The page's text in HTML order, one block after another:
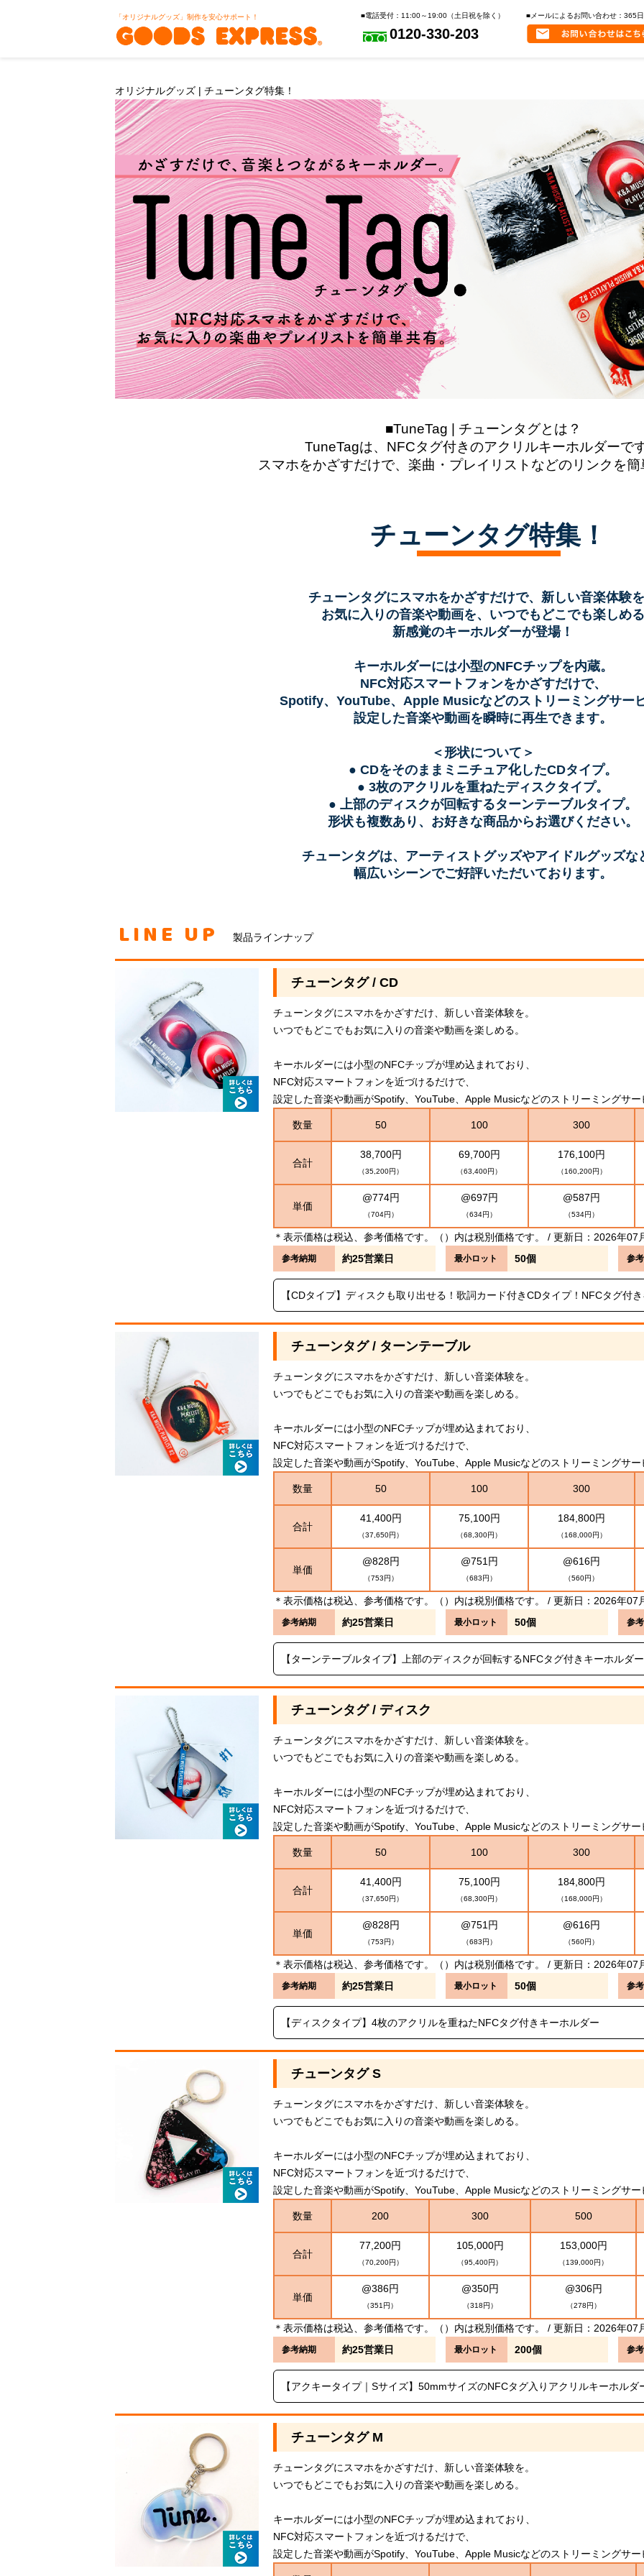
「オリジナルグッズ」制作を安心サポート！ ■電話受付：11:00～19:00（土日祝を除く）
0120-330-203
■メールによるお問い合わせ：365
オリジナルグッズ | チューンタグ特集！
■TuneTag | チューンタグとは？
TuneTagは、NFCタグ付きのアクリルキーホルダーです
スマホをかざすだけで、楽曲・プレイリストなどのリンクを簡
チューンタグ特集！
チューンタグにスマホをかざすだけで、新しい音楽体験を
お気に入りの音楽や動画を、いつでもどこでも楽しめる
新感覚のキーホルダーが登場！
キーホルダーには小型のNFCチップを内蔵。
NFC対応スマートフォンをかざすだけで、
Spotify、YouTube、Apple Musicなどのストリーミングサー
設定した音楽や動画を瞬時に再生できます。
＜形状について＞
● CDをそのままミニチュア化したCDタイプ。
● 3枚のアクリルを重ねたディスクタイプ。
● 上部のディスクが回転するターンテーブルタイプ。
形状も複数あり、お好きな商品からお選びください。
チューンタグは、アーティストグッズやアイドルグッズな
幅広いシーンでご好評いただいております。
LINE UP 製品ラインナップ
チューンタグ / CD
チューンタグにスマホをかざすだけ、新しい音楽体験を。
いつでもどこでもお気に入りの音楽や動画を楽しめる。
キーホルダーには小型のNFCチップが埋め込まれており、
NFC対応スマートフォンを近づけるだけで、
設定した音楽や動画がSpotify、YouTube、Apple Musicなどのストリーミングサー
数量 50 100 300
合計
38,700円
（35,200円）
69,700円
（63,400円）
176,100円
（160,200円）
単価
@774円
（704円）
@697円
（634円）
@587円
（534円）
＊表示価格は税込、参考価格です。（）内は税別価格です。 / 更新日：2026年07
参考納期 約25営業日 最小ロット 50個 参
【CDタイプ】ディスクも取り出せる！歌詞カード付きCDタイプ！NFCタグ付き
チューンタグ / ターンテーブル
チューンタグにスマホをかざすだけ、新しい音楽体験を。
いつでもどこでもお気に入りの音楽や動画を楽しめる。
キーホルダーには小型のNFCチップが埋め込まれており、
NFC対応スマートフォンを近づけるだけで、
設定した音楽や動画がSpotify、YouTube、Apple Musicなどのストリーミングサー
数量 50 100 300
合計
41,400円
（37,650円）
75,100円
（68,300円）
184,800円
（168,000円）
単価
@828円
（753円）
@751円
（683円）
@616円
（560円）
＊表示価格は税込、参考価格です。（）内は税別価格です。 / 更新日：2026年07
参考納期 約25営業日 最小ロット 50個 参
【ターンテーブルタイプ】上部のディスクが回転するNFCタグ付きキーホルダー
チューンタグ / ディスク
チューンタグにスマホをかざすだけ、新しい音楽体験を。
いつでもどこでもお気に入りの音楽や動画を楽しめる。
キーホルダーには小型のNFCチップが埋め込まれており、
NFC対応スマートフォンを近づけるだけで、
設定した音楽や動画がSpotify、YouTube、Apple Musicなどのストリーミングサー
数量 50 100 300
合計
41,400円
（37,650円）
75,100円
（68,300円）
184,800円
（168,000円）
単価
@828円
（753円）
@751円
（683円）
@616円
（560円）
＊表示価格は税込、参考価格です。（）内は税別価格です。 / 更新日：2026年07
参考納期 約25営業日 最小ロット 50個 参
【ディスクタイプ】4枚のアクリルを重ねたNFCタグ付きキーホルダー
チューンタグ S
チューンタグにスマホをかざすだけ、新しい音楽体験を。
いつでもどこでもお気に入りの音楽や動画を楽しめる。
キーホルダーには小型のNFCチップが埋め込まれており、
NFC対応スマートフォンを近づけるだけで、
設定した音楽や動画がSpotify、YouTube、Apple Musicなどのストリーミングサー
数量 200 300 500
合計
77,200円
（70,200円）
105,000円
（95,400円）
153,000円
（139,000円）
単価
@386円
（351円）
@350円
（318円）
@306円
（278円）
＊表示価格は税込、参考価格です。（）内は税別価格です。 / 更新日：2026年07
参考納期 約25営業日 最小ロット 200個 参
【アクキータイプ｜Sサイズ】50mmサイズのNFCタグ入りアクリルキーホルダ
チューンタグ M
チューンタグにスマホをかざすだけ、新しい音楽体験を。
いつでもどこでもお気に入りの音楽や動画を楽しめる。
キーホルダーには小型のNFCチップが埋め込まれており、
NFC対応スマートフォンを近づけるだけで、
設定した音楽や動画がSpotify、YouTube、Apple Musicなどのストリーミングサー